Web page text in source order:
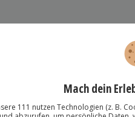
Piloten
Auswahl